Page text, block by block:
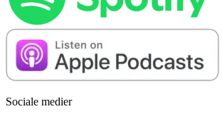
Sociale medier